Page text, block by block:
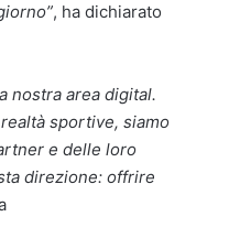
, ha dichiarato
nostra area digital.
sportive, siamo
e delle loro
direzione: offrire